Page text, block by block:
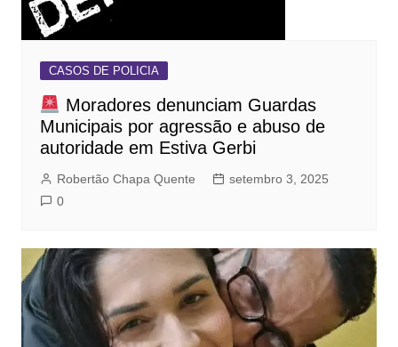
CASOS DE POLICIA
Moradores denunciam Guardas
Municipais por agressão e abuso de
autoridade em Estiva Gerbi
Robertão Chapa Quente
setembro 3, 2025
0